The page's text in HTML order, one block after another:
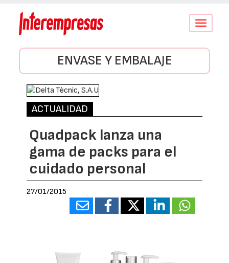
Conmutar
ENVASE Y EMBALAJE
ACTUALIDAD
Quadpack lanza una
gama de packs para el
cuidado personal
27/01/2015